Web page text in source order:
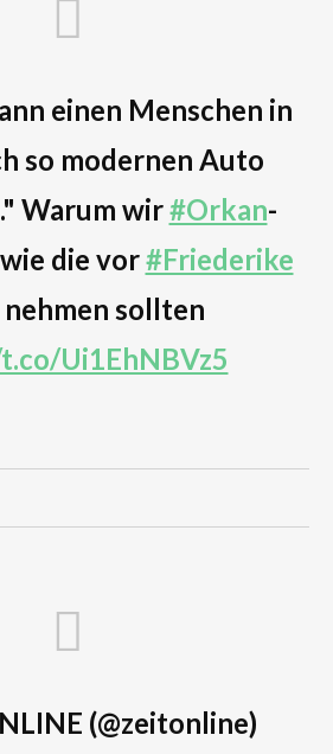
einen Menschen in
so modernen Auto
Warum wir#Orkan-
die vor#Friederike
sollten
Ui1EhNBVz5
(@zeitonline)